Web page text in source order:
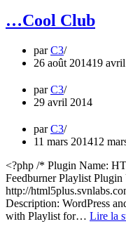
…Cool Club
parC3
26 août 201419
parC3
29 avril 2014
parC3
11 mars 201412
<?php /* Plugin Name:
Feedburner Playlist
http://
Description: WordPress
with Playlist for… Lire la